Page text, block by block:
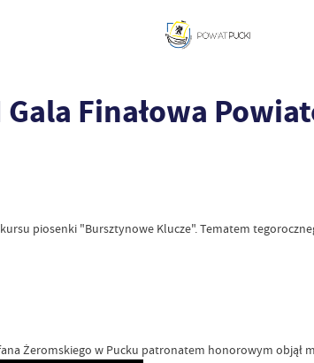
Finałowa
piosenki "Bursztynowe Klucze". Tematem
Żeromskiego w Pucku patronatem honorowym objął